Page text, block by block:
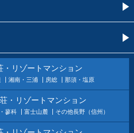
・リゾートマンション
湘南・三浦 房総 那須・塩原
・リゾートマンション
蓼科 富士山麓 その他長野（信州）